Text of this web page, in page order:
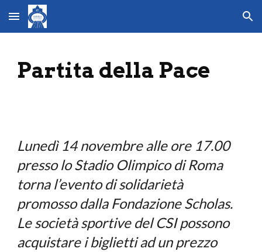
Skip to main content Skip to navigation
Partita della Pace
Lunedì 14 novembre alle ore 17.00
presso lo Stadio Olimpico di Roma
torna l’evento di solidarietà
promosso dalla Fondazione Scholas.
Le società sportive del CSI possono
acquistare i biglietti ad un prezzo